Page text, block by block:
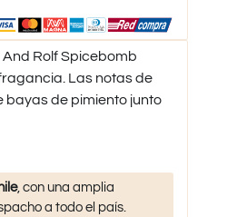
And Rolf Spicebomb
Las notas de
bayas de pimiento junto
, con una amplia
a todo el país.